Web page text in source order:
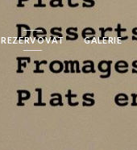
REZERVOVAT GALERIE